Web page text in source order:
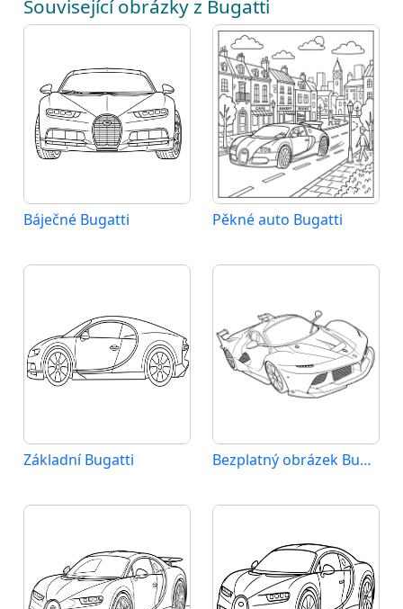
Související obrázky z Bugatti
Báječné Bugatti Pěkné auto Bugatti
Základní Bugatti Bezplatný obrázek Bugatti